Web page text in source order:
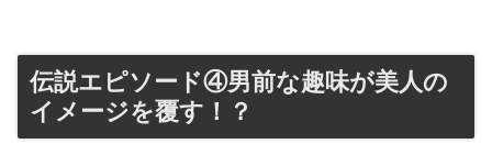
伝説エピソード④男前な趣味が美人の
イメージを覆す！？